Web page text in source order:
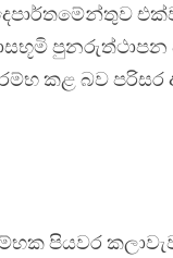
පුනරුත්ථාපන
කළ බව පරිසර
පියවර